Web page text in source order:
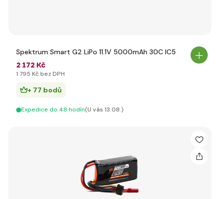
Spektrum Smart G2 LiPo 11.1V 5000mAh 30C IC5
2 172 Kč
1 795 Kč bez DPH
+ 77 bodů
Expedice do 48 hodín(U vás 13.08.)